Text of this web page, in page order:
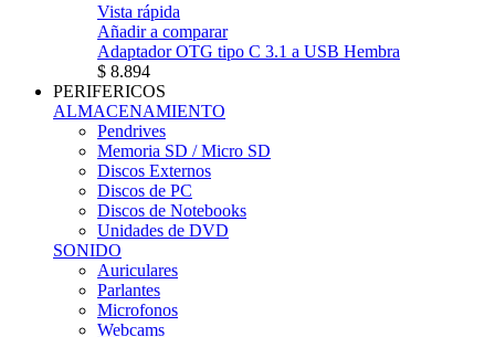
Vista rápida
Añadir a comparar
Adaptador OTG tipo C 3.1 a USB Hembra
$ 8.894
PERIFERICOS
ALMACENAMIENTO
Pendrives
Memoria SD / Micro SD
Discos Externos
Discos de PC
Discos de Notebooks
Unidades de DVD
SONIDO
Auriculares
Parlantes
Microfonos
Webcams